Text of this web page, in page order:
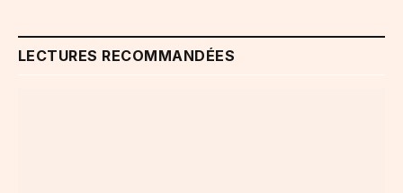
LECTURES RECOMMANDÉES